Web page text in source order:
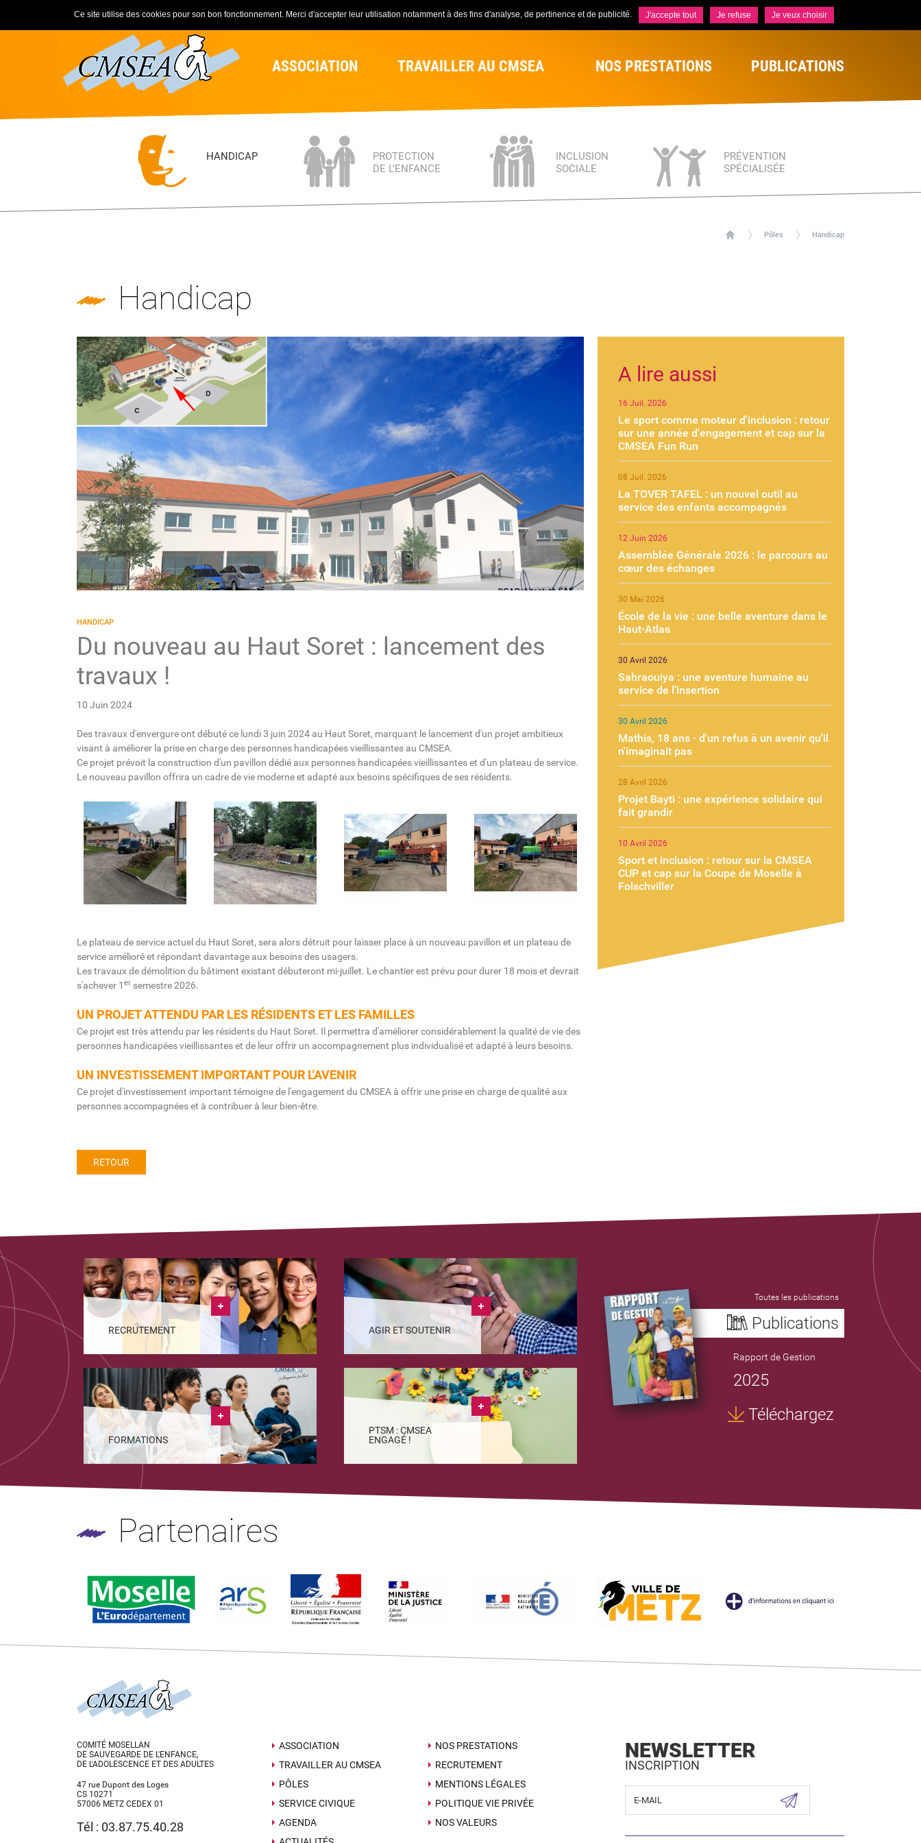
ASSOCIATION TRAVAILLER AU CMSEA NOS PRESTATIONS PUBLICATIONS
HANDICAP
PROTECTION
DE L’ENFANCE
INCLUSION
SOCIALE
PRÉVENTION
SPÉCIALISÉE
Pôles Handicap
Handicap
HANDICAP
Du nouveau au Haut Soret : lancement des
travaux !
10 Juin 2024
Des travaux d'envergure ont débuté ce lundi 3 juin 2024 au Haut Soret, marquant le lancement d'un projet ambitieux
visant à améliorer la prise en charge des personnes handicapées vieillissantes au CMSEA.
Ce projet prévoit la construction d'un pavillon dédié aux personnes handicapées vieillissantes et d'un plateau de service.
Le nouveau pavillon offrira un cadre de vie moderne et adapté aux besoins spécifiques de ses résidents.
Le plateau de service actuel du Haut Soret, sera alors détruit pour laisser place à un nouveau pavillon et un plateau de
service amélioré et répondant davantage aux besoins des usagers.
Les travaux de démolition du bâtiment existant débuteront mi-juillet. Le chantier est prévu pour durer 18 mois et devrait
s'achever 1 er semestre 2026.
UN PROJET ATTENDU PAR LES RÉSIDENTS ET LES FAMILLES
Ce projet est très attendu par les résidents du Haut Soret. Il permettra d'améliorer considérablement la qualité de vie des
personnes handicapées vieillissantes et de leur offrir un accompagnement plus individualisé et adapté à leurs besoins.
UN INVESTISSEMENT IMPORTANT POUR L'AVENIR
Ce projet d'investissement important témoigne de l'engagement du CMSEA à offrir une prise en charge de qualité aux
personnes accompagnées et à contribuer à leur bien-être.
RETOUR
A lire aussi
16 Juil. 2026
Le sport comme moteur d'inclusion : retour
sur une année d'engagement et cap sur la
CMSEA Fun Run
08 Juil. 2026
La TOVER TAFEL : un nouvel outil au
service des enfants accompagnés
12 Juin 2026
Assemblée Générale 2026 : le parcours au
cœur des échanges
30 Mai 2026
École de la vie : une belle aventure dans le
Haut-Atlas
30 Avril 2026
Sahraouiya : une aventure humaine au
service de l’insertion
30 Avril 2026
Mathis, 18 ans - d'un refus à un avenir qu'il
n'imaginait pas
28 Avril 2026
Projet Bayti : une expérience solidaire qui
fait grandir
10 Avril 2026
Sport et inclusion : retour sur la CMSEA
CUP et cap sur la Coupe de Moselle à
Folschviller
RECRUTEMENT
FORMATIONS
AGIR ET SOUTENIR
PTSM : CMSEA
ENGAGÉ !
Toutes les publications
Publications
Rapport de Gestion
2025
Téléchargez
Partenaires
COMITÉ MOSELLAN
DE SAUVEGARDE DE L'ENFANCE,
DE L'ADOLESCENCE ET DES ADULTES
47 rue Dupont des Loges
CS 10271
57006 METZ CEDEX 01
Tél : 03.87.75.40.28
ASSOCIATION
TRAVAILLER AU CMSEA
PÔLES
SERVICE CIVIQUE
AGENDA
NOS PRESTATIONS
RECRUTEMENT
MENTIONS LÉGALES
POLITIQUE VIE PRIVÉE
NOS VALEURS
NEWSLETTER
INSCRIPTION
Ce site utilise des cookies pour son bon fonctionnement. Merci d'accepter leur utilisation notamment à des fins d'analyse, de pertinence et de publicité. J'accepte tout Je refuse Je veux choisir